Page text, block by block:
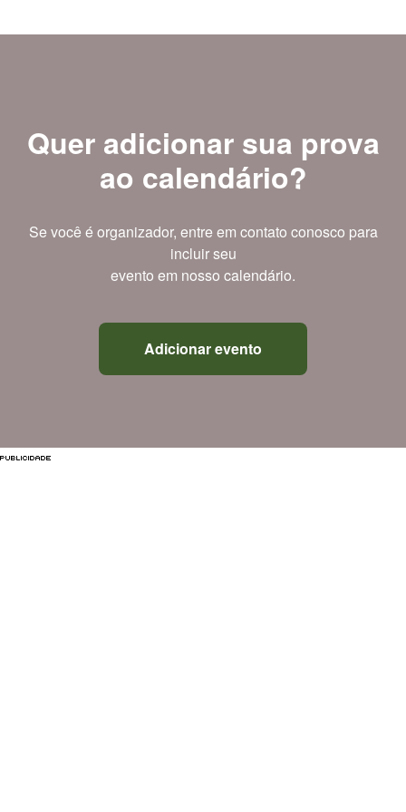
Quer adicionar sua prova
ao calendário?
Se você é organizador, entre em contato conosco para
incluir seu
evento em nosso calendário.
Adicionar evento